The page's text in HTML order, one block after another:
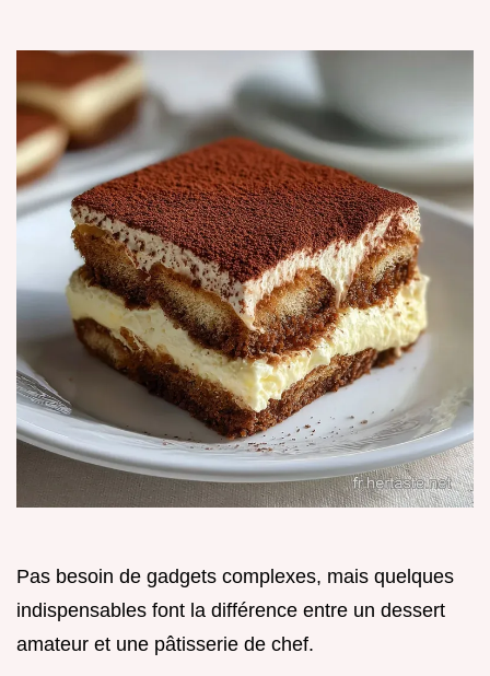
Pas besoin de gadgets complexes, mais quelques
indispensables font la différence entre un dessert
amateur et une pâtisserie de chef.